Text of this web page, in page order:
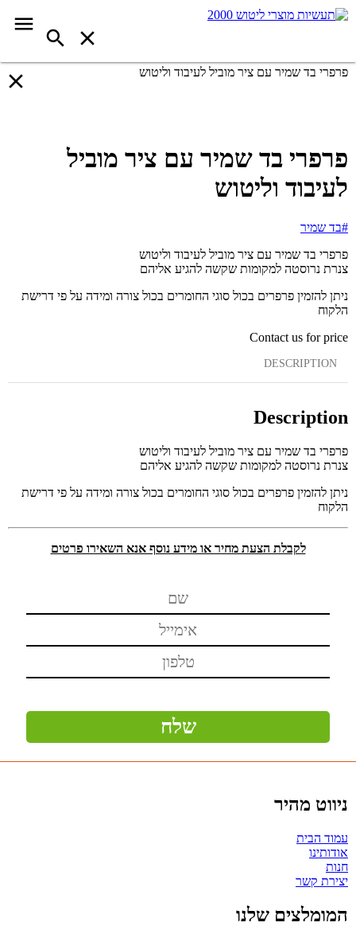
פרפרי בד שמיר עם ציר מוביל לעיבוד וליטוש
פרפרי בד שמיר עם ציר מוביל
לעיבוד וליטוש
#בד שמיר
פרפרי בד שמיר עם ציר מוביל לעיבוד וליטוש
צנרת נרוסטה למקומות שקשה להגיע אליהם
ניתן להזמין פרפרים בכול סוגי החומרים בכול צורה ומידה על פי דרישת
הלקוח
Contact us for price
DESCRIPTION
Description
פרפרי בד שמיר עם ציר מוביל לעיבוד וליטוש
צנרת נרוסטה למקומות שקשה להגיע אליהם
ניתן להזמין פרפרים בכול סוגי החומרים בכול צורה ומידה על פי דרישת
הלקוח
לקבלת הצעת מחיר או מידע נוסף אנא השאירו פרטים
ניווט מהיר
עמוד הבית
אודותינו
חנות
יצירת קשר
המומלצים שלנו